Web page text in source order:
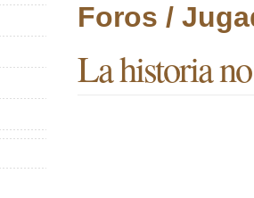
Foros /
La historia